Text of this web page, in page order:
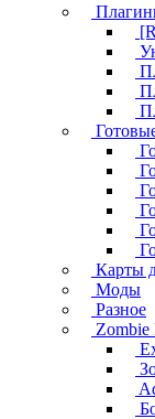
Карты
Моды
Разное
Zombie